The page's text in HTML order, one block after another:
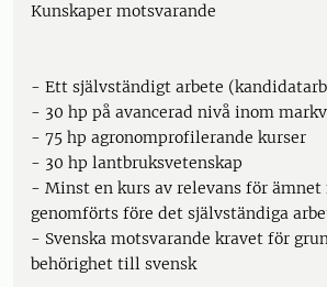
Kunskaper motsvarande
- Ett självständigt arbete
- 30 hp på avancerad nivå inom
- 75 hp agronomprofilerande kurser
- 30 hp lantbruksvetenskap
- Minst en kurs av relevans för ämnet
genomförts före det självständiga
- Svenska motsvarande kravet för
behörighet till svensk